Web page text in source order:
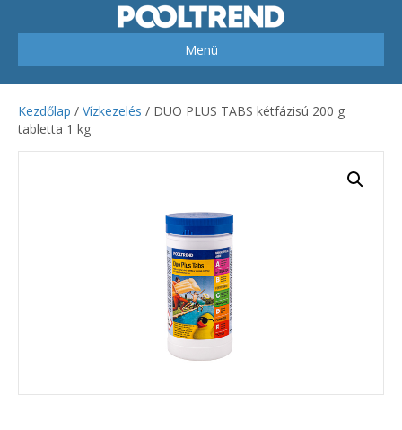
Menü
Kezdőlap / Vízkezelés / DUO PLUS TABS kétfázisú 200 g
tabletta 1 kg